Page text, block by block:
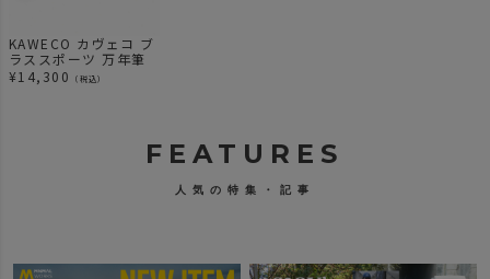
KAWECO カヴェコ ブ
ラススポーツ 万年筆
¥14,300 （税込）
FEATURES
人気の特集・記事